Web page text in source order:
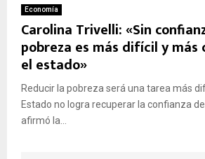
Economía
Carolina Trivelli: «Sin
pobreza es más difícil y más
el estado»
Reducir la pobreza será una tarea más
Estado no logra recuperar la confianza
afirmó la...